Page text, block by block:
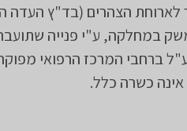
הצהרים (בד"ץ העדה
במחלקה, ע"י פנייה
ברחבי המרכז הרפואי
כשרה כלל.